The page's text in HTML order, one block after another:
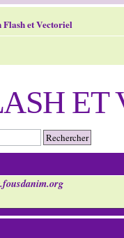
Flash et Vectoriel
ET